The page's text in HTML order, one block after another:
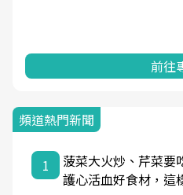
前往
頻道熱門新聞
1
菠菜大火炒、芹菜要
護心活血好食材，這